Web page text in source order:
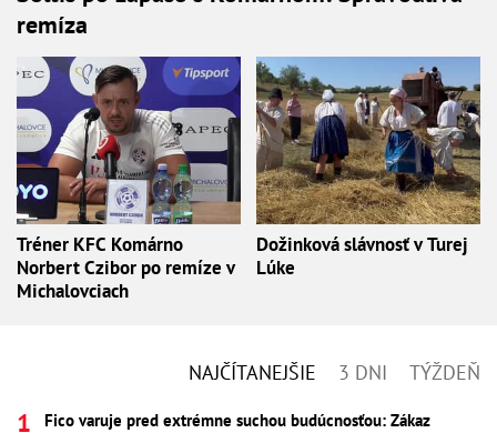
remíza
Tréner KFC Komárno
Norbert Czibor po remíze v
Michalovciach
Dožinková slávnosť v Turej
Lúke
NAJČÍTANEJŠIE 3 DNI TÝŽDEŇ
Fico varuje pred extrémne suchou budúcnosťou: Zákaz